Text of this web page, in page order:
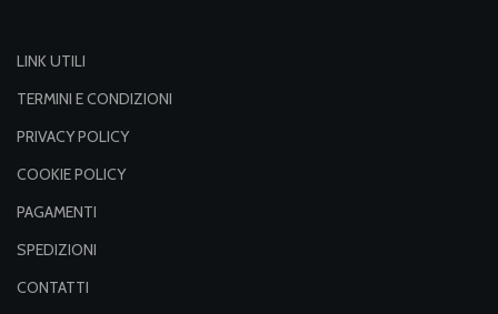
LINK UTILI
TERMINI E CONDIZIONI
PRIVACY POLICY
COOKIE POLICY
PAGAMENTI
SPEDIZIONI
CONTATTI